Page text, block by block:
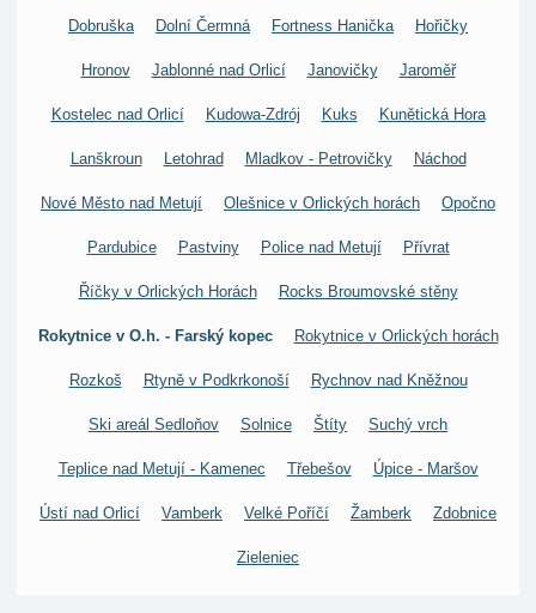
Dobruška Dolní Čermná Fortness Hanička Hořičky
Hronov Jablonné nad Orlicí Janovičky Jaroměř
Kostelec nad Orlicí Kudowa-Zdrój Kuks Kunětická Hora
Lanškroun Letohrad Mladkov - Petrovičky Náchod
Nové Město nad Metují Olešnice v Orlických horách Opočno
Pardubice Pastviny Police nad Metují Přívrat
Říčky v Orlických Horách Rocks Broumovské stěny
Rokytnice v O.h. - Farský kopec Rokytnice v Orlických horách
Rozkoš Rtyně v Podkrkonoší Rychnov nad Kněžnou
Ski areál Sedloňov Solnice Štíty Suchý vrch
Teplice nad Metují - Kamenec Třebešov Úpice - Maršov
Ústí nad Orlicí Vamberk Velké Poříčí Žamberk Zdobnice
Zieleniec